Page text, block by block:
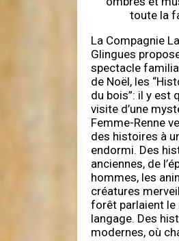
toute la
La Compagnie
Glingues
spectacle
de Noël, les
du bois”: il y est
visite d’une
Femme-Renne
des histoires à
endormi. Des
anciennes, de
hommes, les
créatures
forêt parlaient le
langage. Des
modernes, où